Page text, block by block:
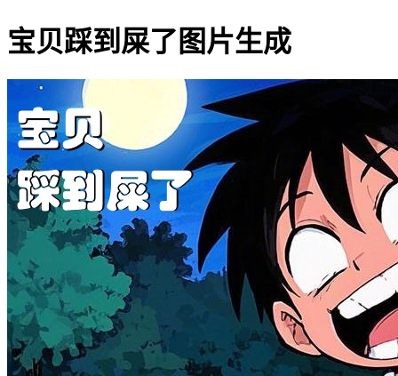
宝贝踩到屎了图片生成